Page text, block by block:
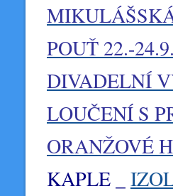
POUŤ 22.-
DIVADELNÍ
LOUČENÍ S
ORANŽOVÉ
KAPLE _